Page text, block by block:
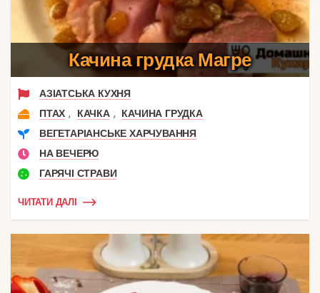
Качина грудка Магре
АЗІАТСЬКА КУХНЯ
ПТАХ , КАЧКА ,
КАЧИНА ГРУДКА
ВЕГЕТАРІАНСЬКЕ ХАРЧУВАННЯ
НА ВЕЧЕРЮ
ГАРЯЧІ СТРАВИ
ЧИТАТИ ДАЛІ